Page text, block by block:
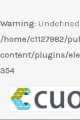
Warning:
/home/c1127982/
content/plugins/
354
容
を
ス
キ